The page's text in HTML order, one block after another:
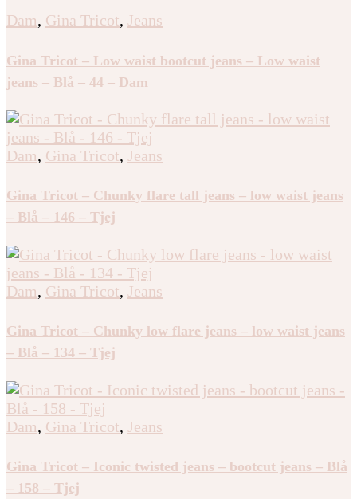
Dam, Gina Tricot, Jeans
Gina Tricot – Low waist bootcut jeans – Low waist
jeans – Blå – 44 – Dam
Dam, Gina Tricot, Jeans
Gina Tricot – Chunky flare tall jeans – low waist jeans
– Blå – 146 – Tjej
Dam, Gina Tricot, Jeans
Gina Tricot – Chunky low flare jeans – low waist jeans
– Blå – 134 – Tjej
Dam, Gina Tricot, Jeans
Gina Tricot – Iconic twisted jeans – bootcut jeans – Blå
– 158 – Tjej